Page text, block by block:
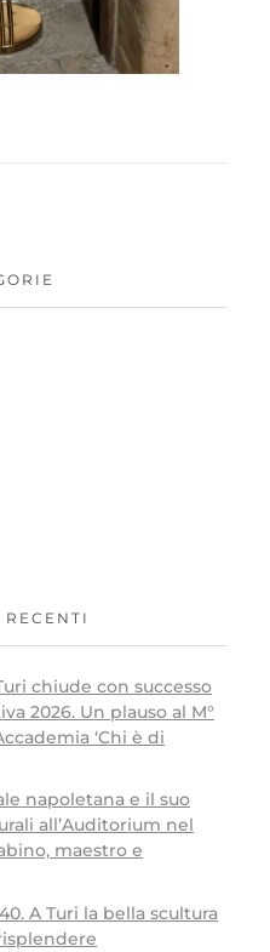
chiude con successo
2026. Un plauso al M°
‘Chi è di
napoletana e il suo
all’Auditorium nel
maestro e
A Turi la bella scultura